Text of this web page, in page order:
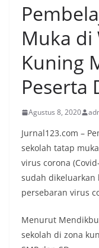
Muka di
Kuning
Peserta
Agustus 8, 2020
Jurnal123.com –
sekolah tatap
virus corona
sudah dikeluarkan
persebaran virus
Menurut
sekolah di zona